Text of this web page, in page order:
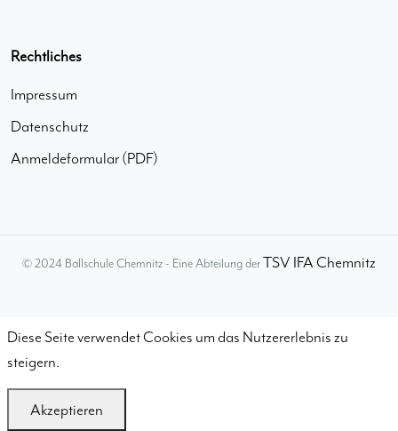
Rechtliches
Impressum
Datenschutz
Anmeldeformular (PDF)
© 2024 Ballschule Chemnitz - Eine Abteilung derTSV IFA Chemnitz
Diese Seite verwendet Cookies um das Nutzererlebnis zu
steigern.
Akzeptieren